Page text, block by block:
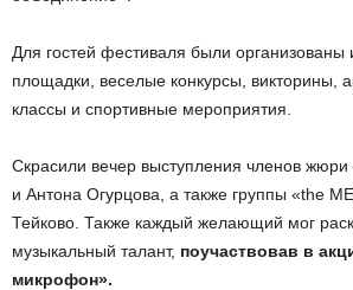
Для гостей фестиваля были организованы
площадки, веселые конкурсы, викторины,
классы и спортивные мероприятия.
Скрасили вечер выступления членов
и Антона Огурцова, а также группы «the
Тейково. Также каждый желающий мог
музыкальный талант, поучаствовав в
микрофон».